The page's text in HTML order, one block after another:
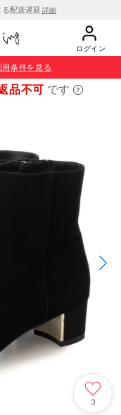
る配送遅延 詳細
ログイン
用条件を見る
品不可 です
3